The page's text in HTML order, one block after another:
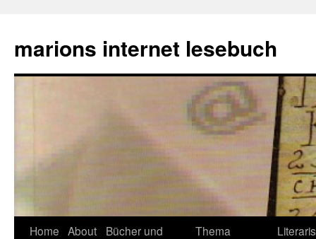
marions internet lesebuch
Home About
Bücher und
Thema